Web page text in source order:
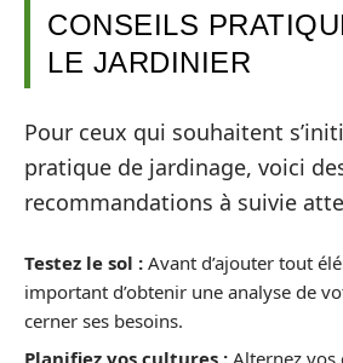
CONSEILS
LE JARDINIER
Pour ceux qui souhaitent
pratique de jardinage, voici
recommandations à suivie
Testez le sol : Avant d’ajouter tout
important d’obtenir une analyse de
cerner ses besoins.